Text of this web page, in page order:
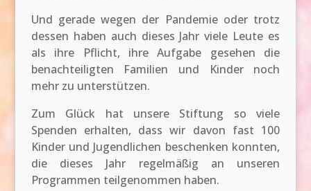
Und gerade wegen der Pandemie oder trotz
dessen haben auch dieses Jahr viele Leute es
als ihre Pflicht, ihre Aufgabe gesehen die
benachteiligten Familien und Kinder noch
mehr zu unterstützen.
Zum Glück hat unsere Stiftung so viele
Spenden erhalten, dass wir davon fast 100
Kinder und Jugendlichen beschenken konnten,
die dieses Jahr regelmäßig an unseren
Programmen teilgenommen haben.